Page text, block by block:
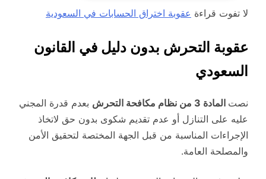
لا تفوت قراءة عقوبة اختراق الحسابات في السعودية
عقوبة التحرش بدون دليل في القانون
السعودي
نصت المادة 3 من نظام مكافحة التحرش
بعدم قدرة المجني
عليه على التنازل أو عدم تقديم شكوى بدون حق لاتخاذ
الإجراءات المناسبة من قبل الجهة المختصة لتحقيق الأمن
والمصلحة العامة.